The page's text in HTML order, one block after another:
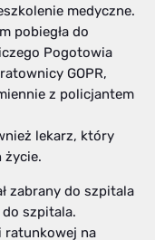
medyczne.
pobiegła do
Pogotowia
GOPR,
z policjantem
lekarz, który
życie.
zabrany do szpitala
szpitala.
ratunkowej na